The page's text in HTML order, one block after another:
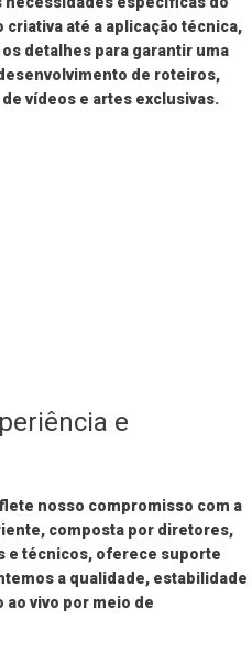
até a aplicação técnica,
detalhes para garantir uma
de roteiros,
vídeos e artes exclusivas.
e
nosso compromisso com a
composta por diretores,
e técnicos, oferece suporte
a qualidade, estabilidade
ao vivo por meio de